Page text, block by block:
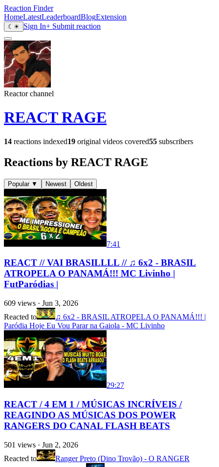
Reaction Finder
HomeLatestLeaderboardBlogExtension
☾ ☀ Sign In+ Submit reaction
Reactor channel
REACT RAGE
14 reactions indexed19 original videos covered55 subscribers
Reactions by REACT RAGE
Popular ▼ Newest Oldest
7:41
REACT // VAI BRASILLLL // ♫ 6x2 - BRASIL
ATROPELA O PANAMÁ!!! MC Livinho |
FutParódias |
609 views · Jun 3, 2026
Reacted to
♫ 6x2 - BRASIL ATROPELA O PANAMÁ!!! |
Paródia Hoje Eu Vou Parar na Gaiola - MC Livinho
29:27
REACT / 4 EM 1 / MÚSICAS INCRÍVEIS /
REAGINDO AS MÚSICAS DOS POWER
RANGERS DO CANAL FLASH BEATS
501 views · Jun 2, 2026
Reacted to
Ranger Preto (Dino Trovão) - O RANGER